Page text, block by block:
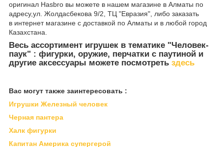
оригинал Hasbro вы можете в нашем магазине в Алматы по
адресу,ул. Жолдасбекова 9/2, ТЦ "Евразия", либо заказать
в интернет магазине с доставкой по Алматы и в любой город
Казахстана.
Весь ассортимент игрушек в тематике "Человек-
паук" : фигурки, оружие, перчатки с паутиной и
другие аксессуары можете посмотреть здесь
Вас могут также заинтересовать :
Игрушки Железный человек
Черная пантера
Халк фигурки
Капитан Америка супергерой